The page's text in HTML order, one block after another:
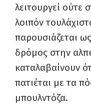
λειτουργεί ούτε
λοιπόν
παρουσιάζεται
δρόμος στην
καταλαβαίνουν
πατιέται με τα
μπουλντόζα.